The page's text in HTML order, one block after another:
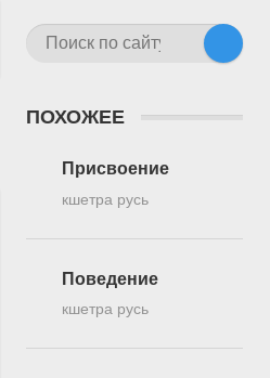
ПОХОЖЕЕ
Присвоение
кшетра русь
Поведение
кшетра русь